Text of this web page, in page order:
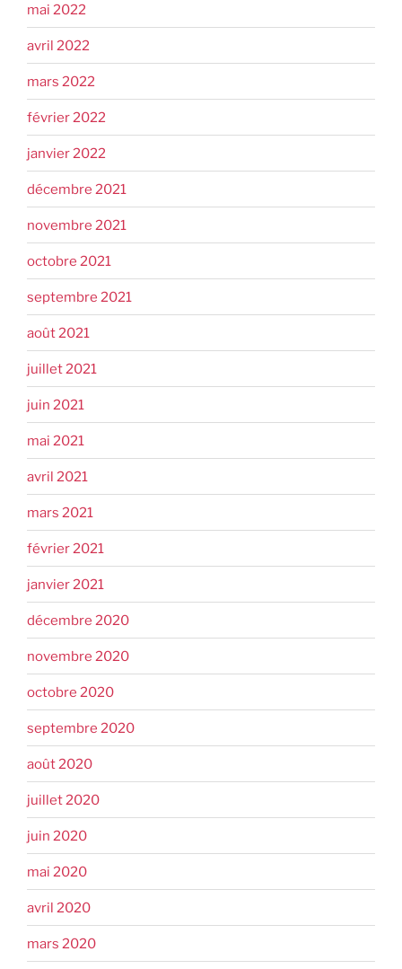
mai 2022
avril 2022
mars 2022
février 2022
janvier 2022
décembre 2021
novembre 2021
octobre 2021
septembre 2021
août 2021
juillet 2021
juin 2021
mai 2021
avril 2021
mars 2021
février 2021
janvier 2021
décembre 2020
novembre 2020
octobre 2020
septembre 2020
août 2020
juillet 2020
juin 2020
mai 2020
avril 2020
mars 2020